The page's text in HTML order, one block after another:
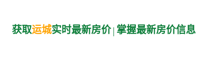
获取运城实时最新房价 掌握最新房价信息